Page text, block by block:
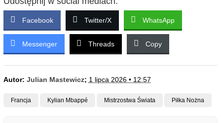
Facebook Twitter/X WhatsApp
Messenger Threads Copy
Autor: Julian Mastewicz; 1 lipca 2026 • 12:57
Francja Kylian Mbappé Mistrzostwa Świata Piłka Nożna